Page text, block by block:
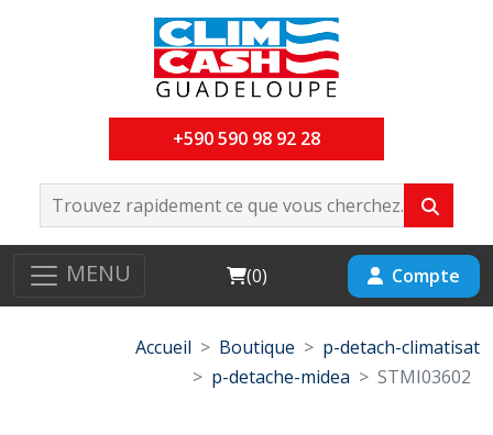
+590 590 98 92 28
MENU Cart
(0) Compte
Accueil Boutique
p-detach-climatisat
p-detache-midea
STMI03602